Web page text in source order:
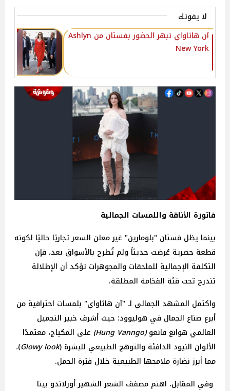
لا يفوتك
آن هاثاواي تبهر الحضور بفستان من Ashlyn
New York
فاتورة الأناقة واللمسات الجمالية
بينما يظل فستان "بلومارين" غيرمعلن السعر تجاريًا حاليًا لكونه
قطعة حصرية عُرضت حديثاً ولم تُطرح بالأسواق بعد، فإن
التكلفة الإجمالية للملحقات والمجوهرات تؤكد أن الإطلالة
تندرج تحت فئة الفخامة المطلقة.
واكتمل المشهد الجمالي لـ "آن هاثاواي" بلمسات احترافية من
أبرع صناع الجمال في هوليوود؛ حيث أشرف خبير التجميل
العالمي هوانغ فانغو(Hung Vanngo)
على المكياج، معتمدًا
الألوان النيود الدافئة والتوهج الطبيعي للبشرة (Glowy look)،
مما أبرز نضارة ملامحها الطبيعية خلال فترة الحمل.
وفي المقابل، اهتم مصفف الشعر الشهير أورلاندو بيتا